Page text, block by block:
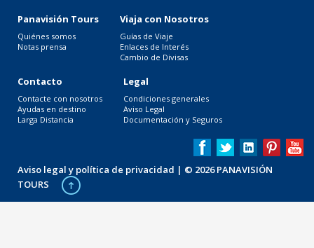
Panavisión Tours
Quiénes somos
Notas prensa
Viaja con Nosotros
Guías de Viaje
Enlaces de Interés
Cambio de Divisas
Contacto
Contacte con nosotros
Ayudas en destino
Larga Distancia
Legal
Condiciones generales
Aviso Legal
Documentación y Seguros
Aviso legal y política de privacidad | © 2026 PANAVISIÓN
TOURS